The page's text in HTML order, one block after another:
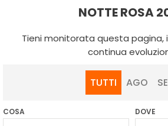
NOTTE ROSA
Tieni monitorata questa pagina,
continua
TUTTI AGO
COSA DOVE